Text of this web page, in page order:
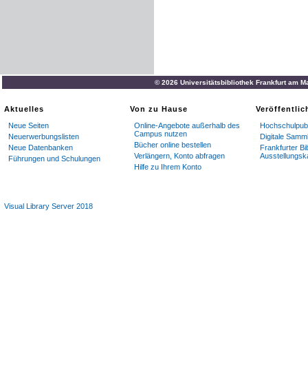
© 2026 Universitätsbibliothek Frankfurt am
Aktuelles
Neue Seiten
Neuerwerbungslisten
Neue Datenbanken
Führungen und Schulungen
Von zu Hause
Online-Angebote außerhalb des
Campus nutzen
Bücher online bestellen
Verlängern, Konto abfragen
Hilfe zu Ihrem Konto
Digitale
Frankfurter
Visual Library Server 2018